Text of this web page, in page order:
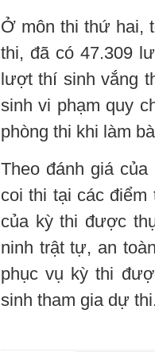
Ở môn thi thứ hai,
thi, đã có 47.309
lượt thí sinh vắng
sinh vi phạm quy
phòng thi khi làm
Theo đánh giá
coi thi tại các
của kỳ thi được
ninh trật tự, an
phục vụ kỳ thi
sinh tham gia dự thi.